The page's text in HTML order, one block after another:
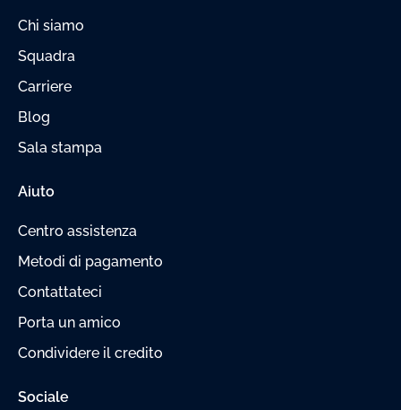
Chi siamo
Squadra
Carriere
Blog
Sala stampa
Aiuto
Centro assistenza
Metodi di pagamento
Contattateci
Porta un amico
Condividere il credito
Sociale